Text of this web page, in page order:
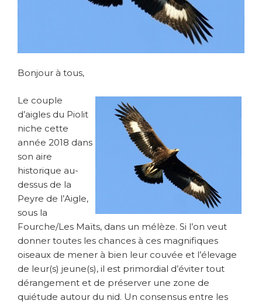
Bonjour à tous,
Le couple
d’aigles du Piolit
niche cette
année 2018 dans
son aire
historique au-
dessus de la
Peyre de l’Aigle,
sous la
Fourche/Les Maïts, dans un mélèze. Si l’on veut
donner toutes les chances à ces magnifiques
oiseaux de mener à bien leur couvée et l’élevage
de leur(s) jeune(s), il est primordial d’éviter tout
dérangement et de préserver une zone de
quiétude autour du nid. Un consensus entre les